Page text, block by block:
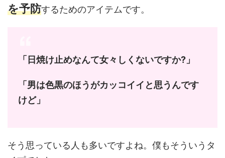
を予防するためのアイテムです。
「日焼け止めなんて女々しくないですか?」
「男は色黒のほうがカッコイイと思うんです
けど」
そう思っている人も多いですよね。僕もそういうタ